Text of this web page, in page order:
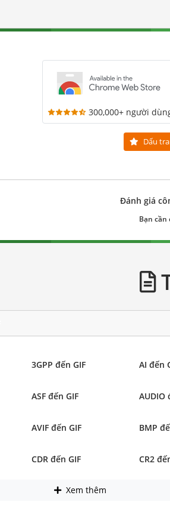
300,000+ người
Dấu
Đánh giá
Bạn
3GPP đến GIF AI đến
ASF đến GIF AUDIO
AVIF đến GIF BMP
CDR đến GIF CR2
Xem thêm